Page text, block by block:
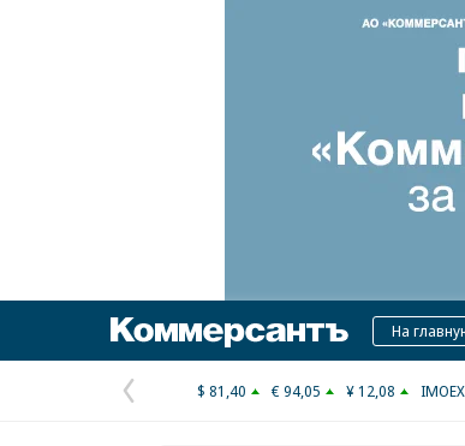
Коммерсантъ
На
Предыдущая
$ 81,40 € 94,05 ¥ 12,08